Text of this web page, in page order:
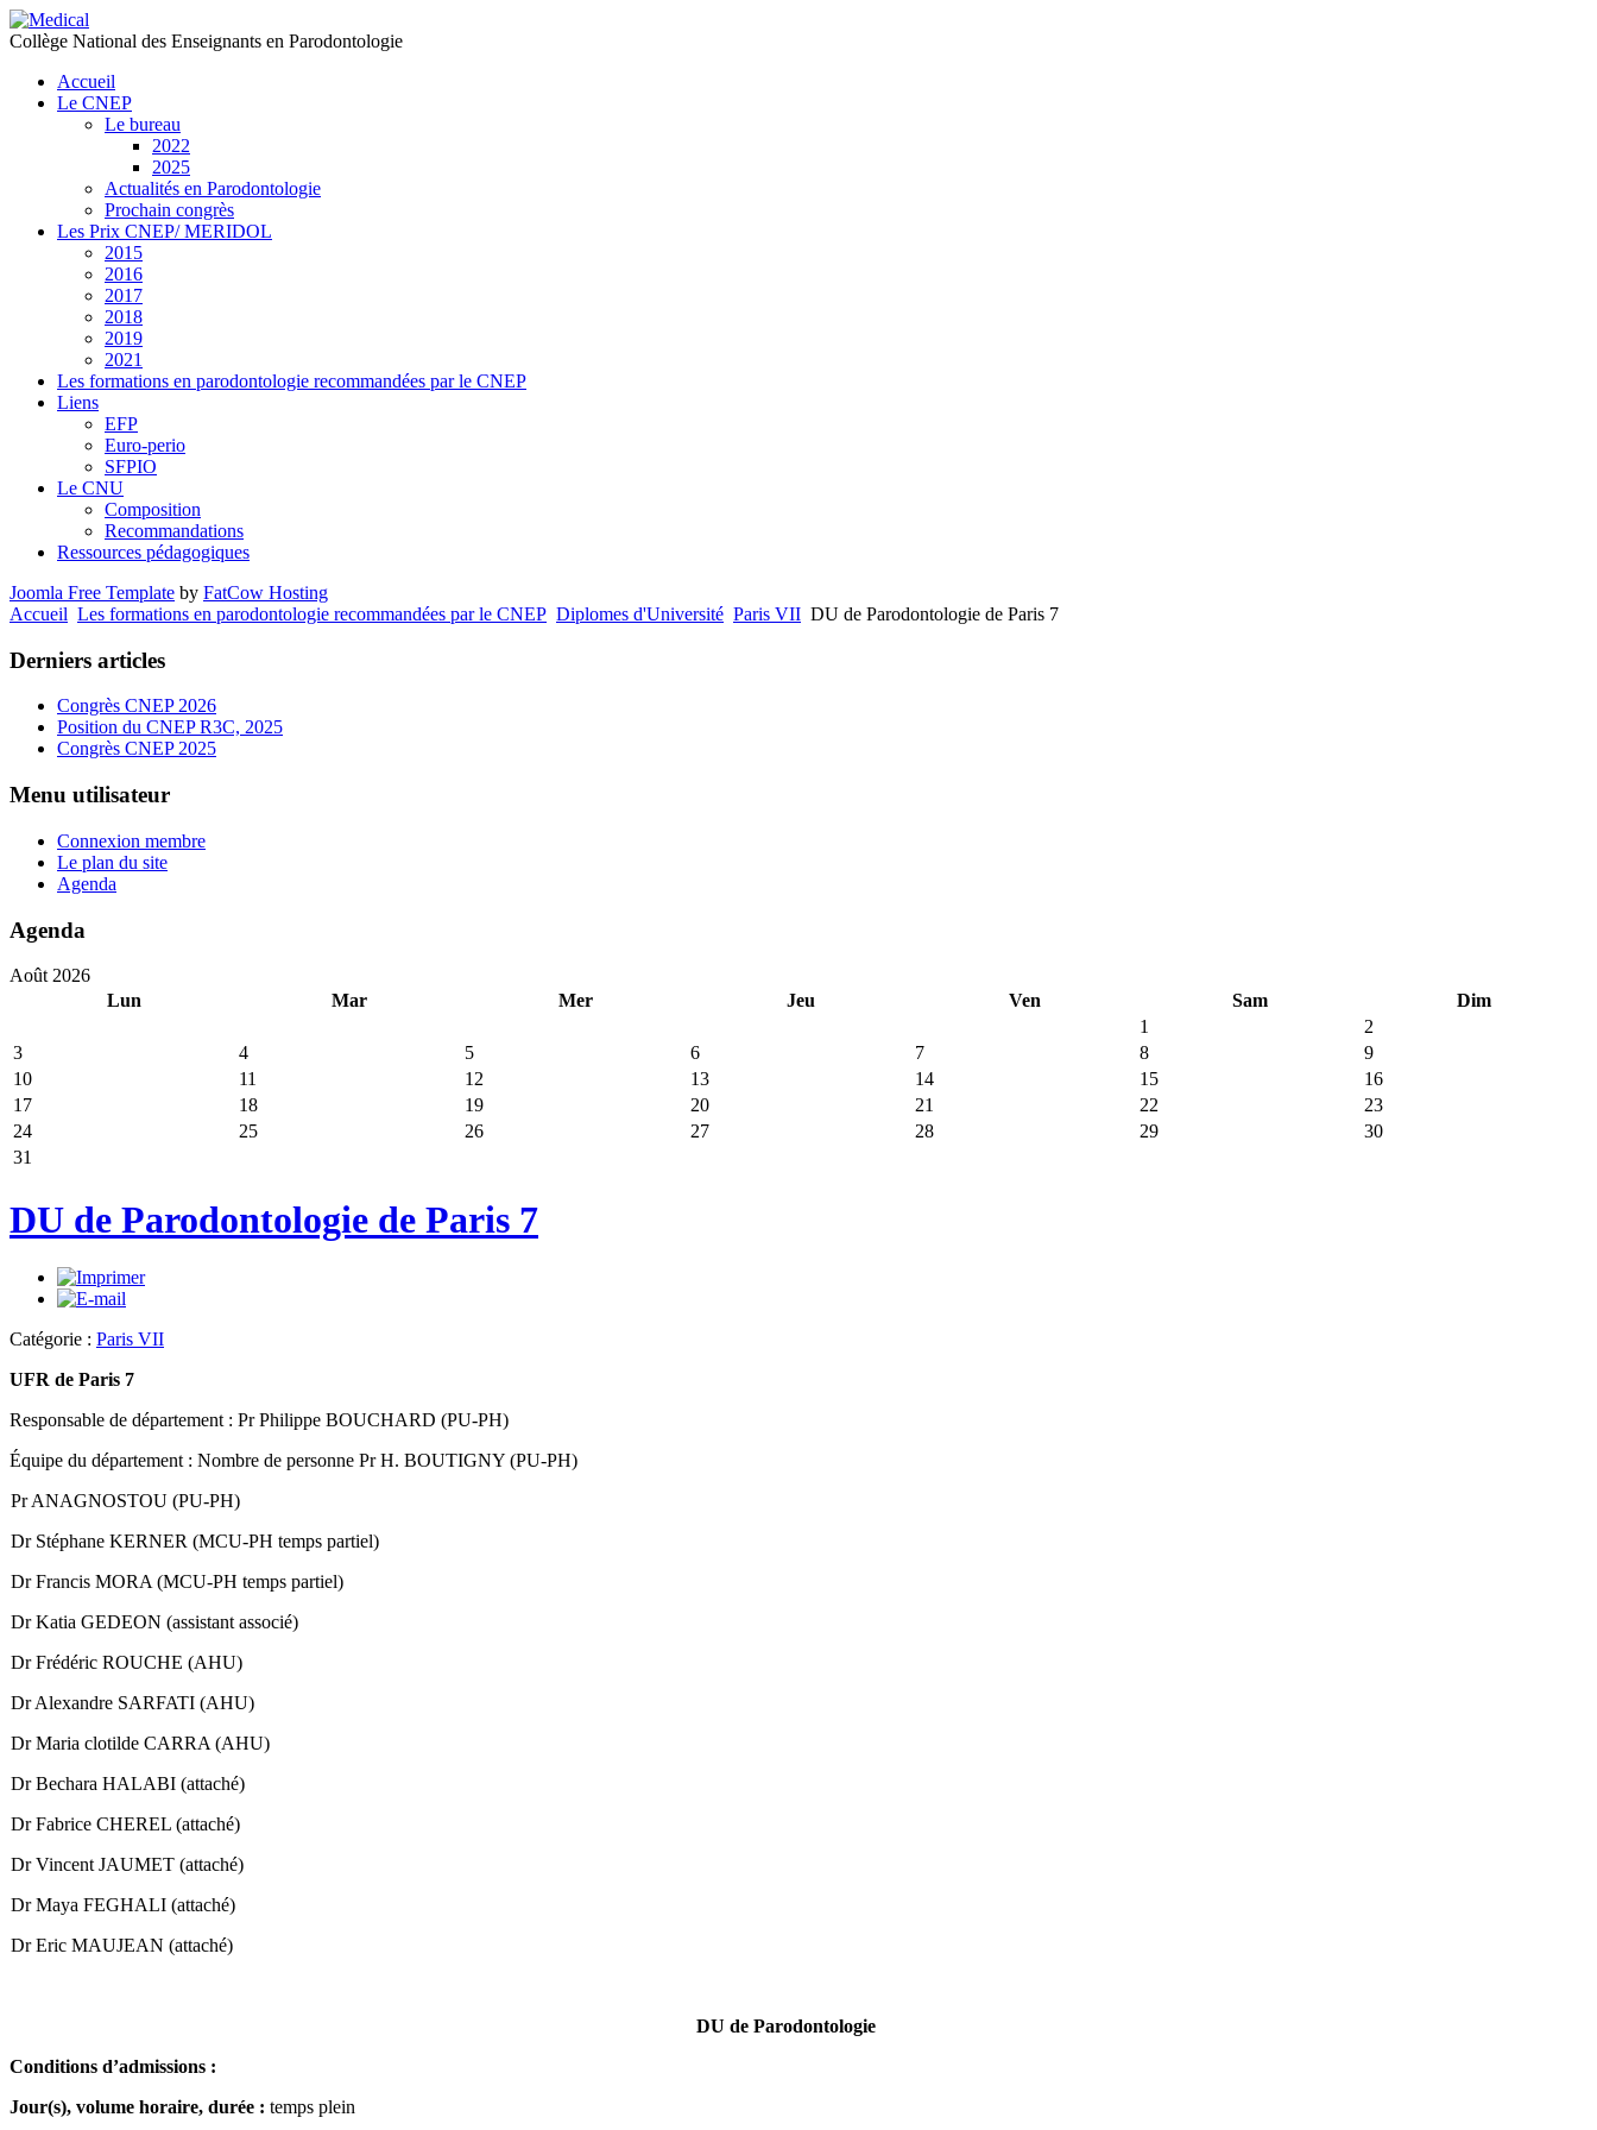
Collège National des Enseignants en Parodontologie
Accueil
Le CNEP
Le bureau
2022
2025
Actualités en Parodontologie
Prochain congrès
Les Prix CNEP/ MERIDOL
2015
2016
2017
2018
2019
2021
Les formations en parodontologie recommandées par le CNEP
Liens
EFP
Euro-perio
SFPIO
Le CNU
Composition
Recommandations
Ressources pédagogiques
Joomla Free Template by FatCow Hosting
Accueil Les formations en parodontologie recommandées par le CNEP Diplomes d'Université Paris VII DU de Parodontologie de Paris 7
Derniers articles
Congrès CNEP 2026
Position du CNEP R3C, 2025
Congrès CNEP 2025
Menu utilisateur
Connexion membre
Le plan du site
Agenda
Agenda
précédente
précédent
suivante
suivant
Août 2026
Lun
Mar Mer Jeu Ven Sam
Dim
1
2
3
4 5 6 7 8
9
10
11 12 13 14 15
16
17
18 19 20 21 22
23
24
25 26 27 28 29
30
31
DU de Parodontologie de Paris 7
Catégorie : Paris VII
UFR de Paris 7
Responsable de département : Pr Philippe BOUCHARD (PU-PH)
Équipe du département : Nombre de personne Pr H. BOUTIGNY (PU-PH)
Pr ANAGNOSTOU (PU-PH)
Dr Stéphane KERNER (MCU-PH temps partiel)
Dr Francis MORA (MCU-PH temps partiel)
Dr Katia GEDEON (assistant associé)
Dr Frédéric ROUCHE (AHU)
Dr Alexandre SARFATI (AHU)
Dr Maria clotilde CARRA (AHU)
Dr Bechara HALABI (attaché)
Dr Fabrice CHEREL (attaché)
Dr Vincent JAUMET (attaché)
Dr Maya FEGHALI (attaché)
Dr Eric MAUJEAN (attaché)
DU de Parodontologie
Conditions d’admissions :
Jour(s), volume horaire, durée : temps plein